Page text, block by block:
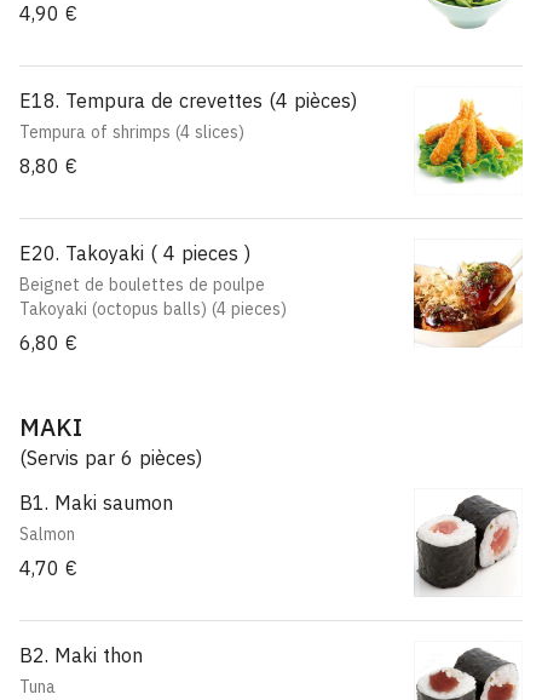
4,90 €
E18. Tempura de crevettes (4 pièces)
Tempura of shrimps (4 slices)
8,80 €
E20. Takoyaki ( 4 pieces )
Beignet de boulettes de poulpe
Takoyaki (octopus balls) (4 pieces)
6,80 €
MAKI
(Servis par 6 pièces)
B1. Maki saumon
Salmon
4,70 €
B2. Maki thon
Tuna